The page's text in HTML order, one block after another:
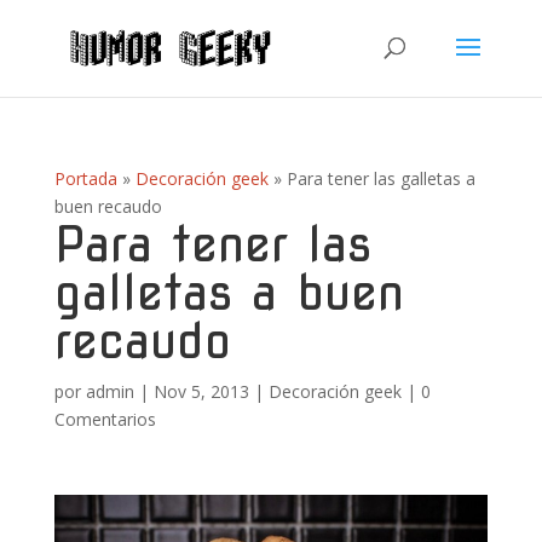
Portada » Decoración geek» Para tener las galletas a
buen recaudo
Para tener las
galletas a buen
recaudo
por admin | Nov 5, 2013 | Decoración geek| 0
Comentarios